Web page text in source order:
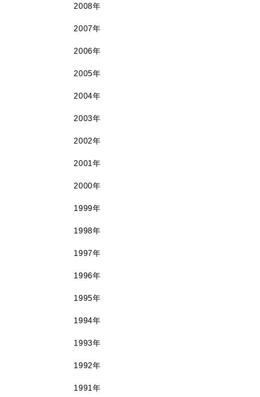
2008年
2007年
2006年
2005年
2004年
2003年
2002年
2001年
2000年
1999年
1998年
1997年
1996年
1995年
1994年
1993年
1992年
1991年